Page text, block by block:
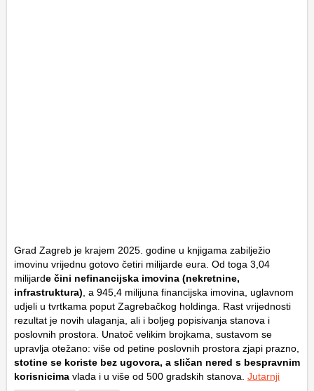
Grad Zagreb je krajem 2025. godine u knjigama zabilježio
imovinu vrijednu gotovo četiri milijarde eura. Od toga 3,04
milijarde čini nefinancijska imovina (nekretnine,
infrastruktura) , a 945,4 milijuna financijska imovina, uglavnom
udjeli u tvrtkama poput Zagrebačkog holdinga. Rast vrijednosti
rezultat je novih ulaganja, ali i boljeg popisivanja stanova i
poslovnih prostora. Unatoč velikim brojkama, sustavom se
upravlja otežano: više od petine poslovnih prostora zjapi prazno,
stotine se koriste bez ugovora, a sličan nered s bespravnim
korisnicima vlada i u više od 500 gradskih stanova. Jutarnji